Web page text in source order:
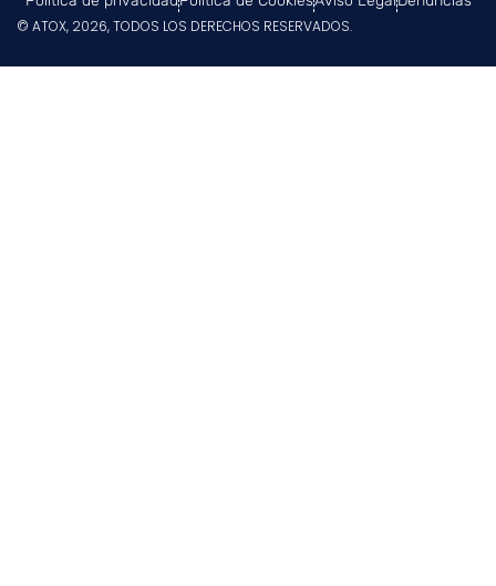
© ATOX, 2026, TODOS LOS DERECHOS RESERVADOS.